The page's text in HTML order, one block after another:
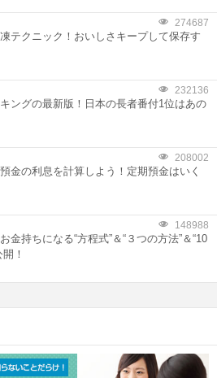
274687
テクニック！おいしさキープして保存す
232136
ングの最新版！日本の長者番付1位はあの
208002
金の利息を計算しよう！定期預金はいく
148988
金持ちになる“方程式”＆“３つの方法”＆“10
！